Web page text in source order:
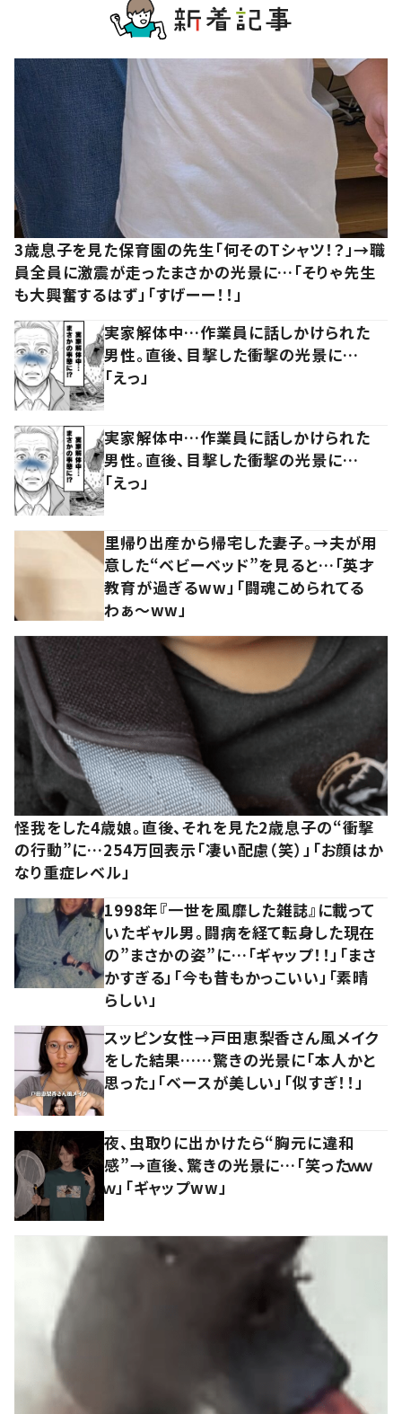
3歳息子を見た保育園の先生「何そのTシャツ！？」→職
員全員に激震が走ったまさかの光景に…「そりゃ先生
も大興奮するはず」「すげーー！！」
実家解体中…作業員に話しかけられた
男性。直後、目撃した衝撃の光景に…
「えっ」
実家解体中…作業員に話しかけられた
男性。直後、目撃した衝撃の光景に…
「えっ」
里帰り出産から帰宅した妻子。→夫が用
意した“ベビーベッド”を見ると…「英才
教育が過ぎるww」「闘魂こめられてる
わぁ～ww」
怪我をした4歳娘。直後、それを見た2歳息子の“衝撃
の行動”に…254万回表示「凄い配慮（笑）」「お顔はか
なり重症レベル」
1998年『一世を風靡した雑誌』に載って
いたギャル男。闘病を経て転身した現在
の”まさかの姿”に…「ギャップ！！」「まさ
かすぎる」「今も昔もかっこいい」「素晴
らしい」
スッピン女性→戸田恵梨香さん風メイク
をした結果……驚きの光景に「本人かと
思った」「ベースが美しい」「似すぎ！！」
夜、虫取りに出かけたら“胸元に違和
感”→直後、驚きの光景に…「笑ったｗｗ
ｗ」「ギャップww」